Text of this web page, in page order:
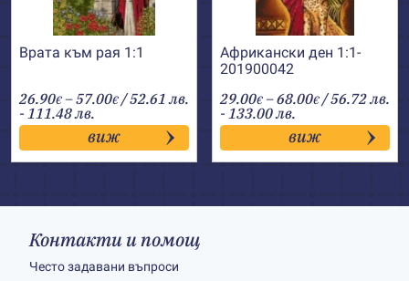
Врата към рая 1:1
26.90€ –57.00€Price
range:
26.90€
through
57.00€
/ 52.61 лв.
- 111.48 лв.
виж
Африкански ден 1:1-
201900042
29.00€ –68.00€Price
range:
29.00€
through
68.00€
/ 56.72 лв.
- 133.00 лв.
виж
Контакти и помощ
Често задавани въпроси